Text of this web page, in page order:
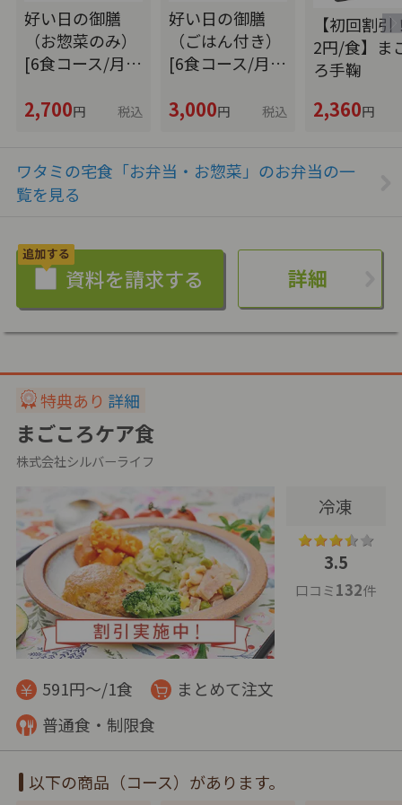
好い日の御膳
（お惣菜のみ）
[6食コース/月…
2,700円 税込
好い日の御膳
（ごはん付き）
[6食コース/月…
3,000円 税込
【初回割引
2円/食】ま
ろ手鞠
2,360円
ワタミの宅食「お弁当・お惣菜」のお弁当の一
覧を見る
詳細
特典あり 詳細
まごころケア食
株式会社シルバーライフ
冷凍
3.5
口コミ132件
591円～/1食
まとめて注文
普通食・制限食
以下の商品（コース）があります。